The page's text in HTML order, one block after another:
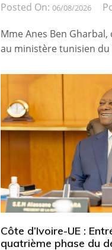
Posted On: 06/08/2026
Mme Anes Ben
au ministère tunisien du
Côte d’Ivoire-UE :
quatrième phase du